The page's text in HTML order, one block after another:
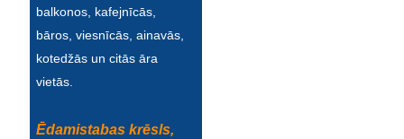
balkonos, kafejnīcās,
bāros, viesnīcās, ainavās,
kotedžās un citās āra
vietās.
Ēdamistabas krēsls,